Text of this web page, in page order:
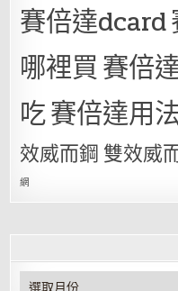
賽倍達dcard
哪裡買賽倍
吃賽倍達用
效威而鋼 雙效威
網
彙